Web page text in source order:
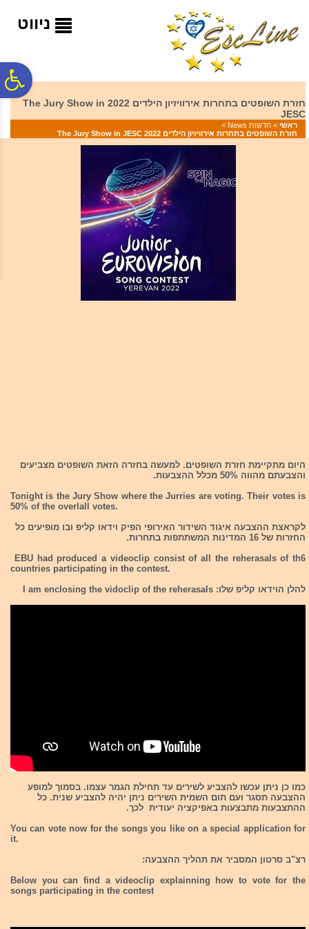
המרכזי
ניווט
חזרת השופטים בתחרות אירוויזיון הילדים 2022 The Jury Show in
JESC
ראשי > חדשות News
>
חזרת השופטים בתחרות אירוויזיון הילדים 2022 The Jury Show in JESC
היום מתקיימת חזרת השופטים. למעשה בחזרה הזאת השופטים מצביעים
והצבעתם מהווה 50% מכלל ההצבעות.
Tonight is the Jury Show where the Jurries are voting. Their votes is
50% of the overlall votes.
לקראצת ההצבעה איגוד השידור האירופי הפיק וידאו קליפ ובו מופיעים כל
החזרות של 16 המדינות המשתתפות בתחרות.
EBU had produced a videoclip consist of all the reherasals of th6
countries participating in the contest.
להלן הוידאו קליפ שלו: I am enclosing the vidoclip of the reherasals
כמו כן ניתן עכשו להצביע לשירים עד תחילת הגמר עצמו. בסמוך למופע
ההצבעה תסגר ועם תום השמית השירים ניתן יהיה להצביע שנית. כל
ההתצבעות מתבצעות באפיקציה יעודית לכך.
You can vote now for the songs you like on a special application for
it.
רצ"ב סרטון המסביר את תהליך ההצבעה:
Below you can find a videoclip explainning how to vote for the
songs participating in the contest